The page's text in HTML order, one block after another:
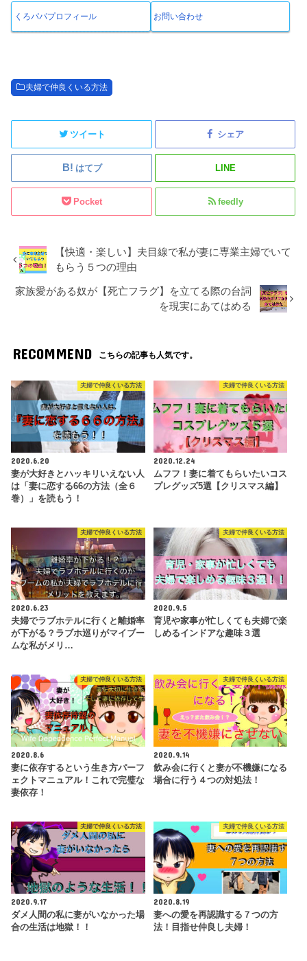
くろパパプロフィール お問い合わせ
夫婦で仲良くいる方法
ツイート シェア
はてブ LINE
Pocket feedly
【快適・楽しい】夫目線で私が妻に専業主婦でいて
もらう５つの理由
家族愛がある奴が【死亡フラグ】を立てる際の台詞
を現実にあてはめる
RECOMMEND こちらの記事も人気です。
夫婦で仲良くいる方法
2020.6.20
妻が大好きとハッキリいえない人
は「妻に恋する66の方法（全６
巻）」を読もう！
夫婦で仲良くいる方法
2020.12.24
ムフフ！妻に着てもらいたいコス
プレグッズ5選【クリスマス編】
夫婦で仲良くいる方法
2020.6.23
夫婦でラブホテルに行くと離婚率
が下がる？ラブホ巡りがマイブー
ムな私がメリ…
夫婦で仲良くいる方法
2020.9.5
育児や家事が忙しくても夫婦で楽
しめるインドアな趣味３選
夫婦で仲良くいる方法
2020.8.6
妻に依存するという生き方パーフ
ェクトマニュアル！これで完璧な
妻依存！
夫婦で仲良くいる方法
2020.9.14
飲み会に行くと妻が不機嫌になる
場合に行う４つの対処法！
夫婦で仲良くいる方法
2020.9.17
ダメ人間の私に妻がいなかった場
合の生活は地獄！！
夫婦で仲良くいる方法
2020.8.19
妻への愛を再認識する７つの方
法！目指せ仲良し夫婦！